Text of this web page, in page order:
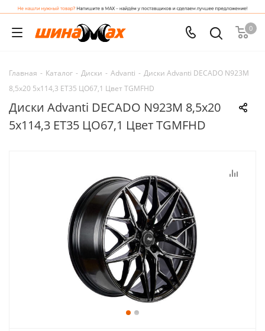
0
Главная - Каталог - Диски - Advanti - Диски Advanti DECADO N923M
8,5x20 5x114,3 ET35 ЦО67,1 Цвет TGMFHD
Диски Advanti DECADO N923M 8,5x20
5x114,3 ET35 ЦО67,1 Цвет TGMFHD